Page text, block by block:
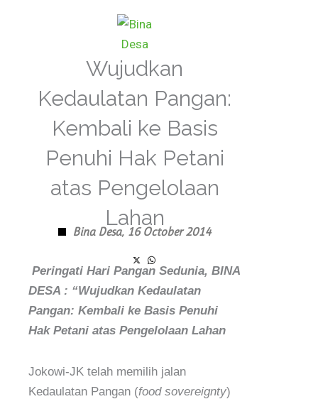
Wujudkan
Kedaulatan Pangan:
Kembali ke Basis
Penuhi Hak Petani
atas Pengelolaan
Lahan
Bina Desa, 16 October 2014
Peringati Hari Pangan Sedunia, BINA
DESA : “Wujudkan Kedaulatan
Pangan: Kembali ke Basis Penuhi
Hak Petani atas Pengelolaan Lahan
Jokowi-JK telah memilih jalan
Kedaulatan Pangan (food sovereignty)